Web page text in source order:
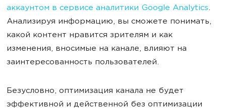
аккаунтом в сервисе аналитики Google Analytics.
Анализируя информацию, вы сможете понимать,
какой контент нравится зрителям и как
изменения, вносимые на канале, влияют на
заинтересованность пользователей.
Безусловно, оптимизация канала не будет
эффективной и действенной без оптимизации